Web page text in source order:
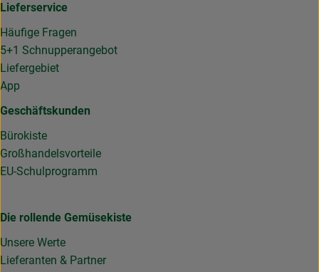
Lieferservice
Häufige Fragen
5+1 Schnupperangebot
Liefergebiet
App
Geschäftskunden
Bürokiste
Großhandelsvorteile
EU-Schulprogramm
Die rollende Gemüsekiste
Unsere Werte
Lieferanten & Partner